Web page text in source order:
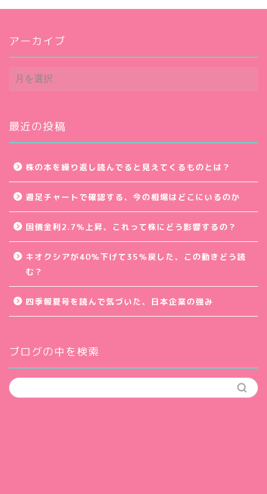
アーカイブ
ア
ー
ブ
最近の投稿
株の本を繰り返し読んでると見えてくるものとは？
週足チャートで確認する、今の相場はどこにいるのか
国債金利2.7％上昇、これって株にどう影響するの？
キオクシアが40％下げて35％戻した、この動きどう読
む？
四季報夏号を読んで気づいた、日本企業の強み
ブログの中を検索